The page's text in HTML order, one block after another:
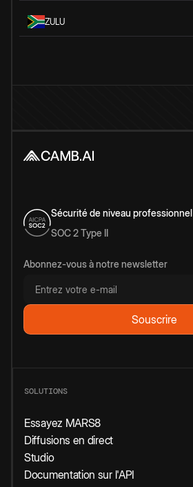
ZULU
Sécurité de niveau professionnel
SOC 2 Type II
Abonnez-vous à notre newsletter
SOLUTIONS
Essayez MARS8
Diffusions en direct
Studio
Documentation sur l'API